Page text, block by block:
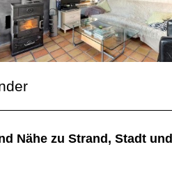
Nähe zu Strand, Stadt